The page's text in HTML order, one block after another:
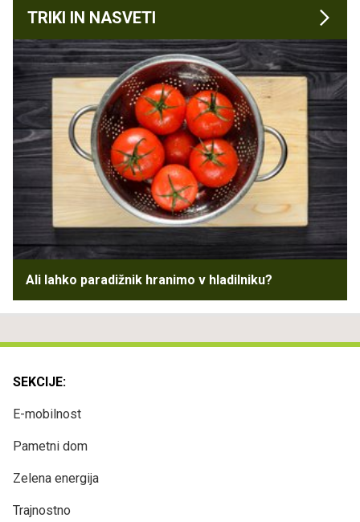
TRIKI IN NASVETI
Ali lahko paradižnik hranimo v hladilniku?
SEKCIJE:
E-mobilnost
Pametni dom
Zelena energija
Trajnostno